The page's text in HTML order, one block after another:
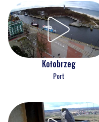
Kołobrzeg
Port